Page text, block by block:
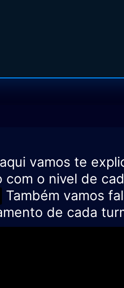
vamos te
o nivel de
Também vamos
de cada